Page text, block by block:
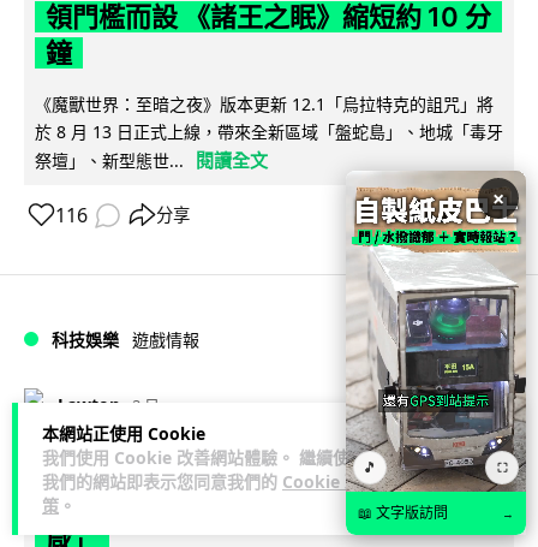
本網站正使用 Cookie
我們使用 Cookie 改善網站體驗。 繼續使用
我們的網站即表示您同意我們的 Cookie 政
策 。
領門檻而設 《諸王之眠》縮短約 10 分
鐘
《魔獸世界：至暗之夜》版本更新 12.1「烏拉特克的詛咒」將
於 8 月 13 日正式上線，帶來全新區域「盤蛇島」、地城「毒牙
祭壇」、新型態世...
閱讀全文
116 分享
科技娛樂 遊戲情報
Lawton 2 日
日本二手遊戲店減 90% 門市 業績反增
四成 "懷舊"在 Z 世代變成最潮「新鮮
×
🎵 ⛶
📖 文字版訪問 →